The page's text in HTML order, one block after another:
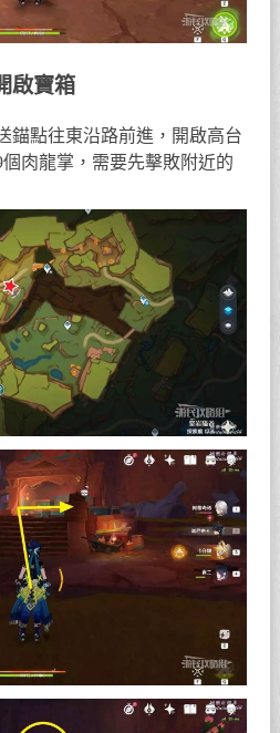
啟寶箱
錨點往東沿路前進，開啟高台
個肉龍掌，需要先擊敗附近的